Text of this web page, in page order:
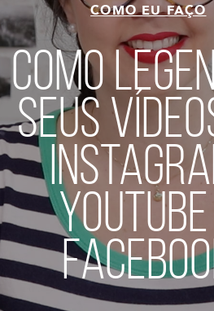
COMO EU FAÇO
COMO
SEUS